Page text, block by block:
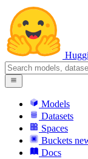
Models
Datasets
Spaces
Buckets
Docs